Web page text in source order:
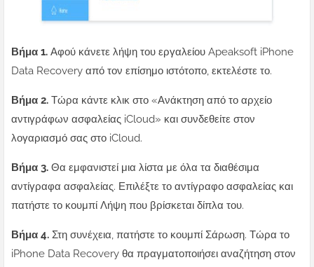
Βήμα 1. Αφού κάνετε λήψη του εργαλείου Apeaksoft iPhone
Data Recovery από τον επίσημο ιστότοπο, εκτελέστε το.
Βήμα 2. Τώρα κάντε κλικ στο «Ανάκτηση από το αρχείο
αντιγράφων ασφαλείας iCloud» και συνδεθείτε στον
λογαριασμό σας στο iCloud.
Βήμα 3. Θα εμφανιστεί μια λίστα με όλα τα διαθέσιμα
αντίγραφα ασφαλείας. Επιλέξτε το αντίγραφο ασφαλείας και
πατήστε το κουμπί Λήψη που βρίσκεται δίπλα του.
Βήμα 4. Στη συνέχεια, πατήστε το κουμπί Σάρωση. Τώρα το
iPhone Data Recovery θα πραγματοποιήσει αναζήτηση στον